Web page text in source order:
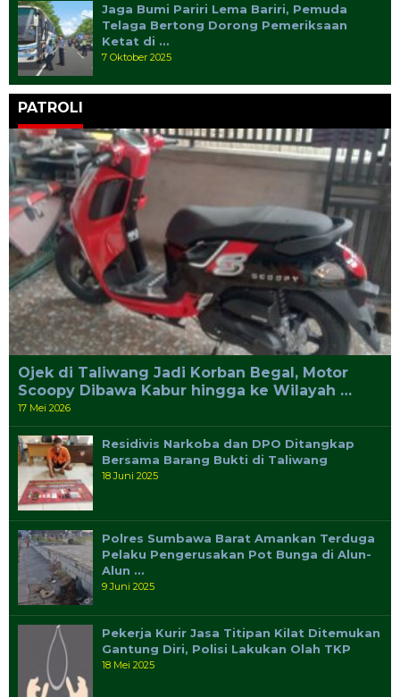
Jaga Bumi Pariri Lema Bariri, Pemuda
Telaga Bertong Dorong Pemeriksaan
Ketat di …
7 Oktober 2025
PATROLI
Ojek di Taliwang Jadi Korban Begal, Motor
Scoopy Dibawa Kabur hingga ke Wilayah …
17 Mei 2026
Residivis Narkoba dan DPO Ditangkap
Bersama Barang Bukti di Taliwang
18 Juni 2025
Polres Sumbawa Barat Amankan Terduga
Pelaku Pengerusakan Pot Bunga di Alun-
Alun …
9 Juni 2025
Pekerja Kurir Jasa Titipan Kilat Ditemukan
Gantung Diri, Polisi Lakukan Olah TKP
18 Mei 2025